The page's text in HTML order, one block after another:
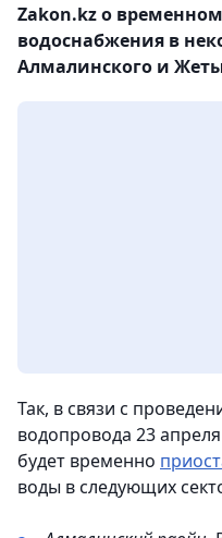
Zakon.kz о
водоснабжения в
Алмалинского и
Так, в связи с
водопровода 23
будет временно
воды в следующих